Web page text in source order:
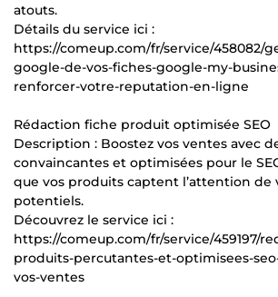
atouts.
Détails du service ici :
https://comeup.com/fr/service/458082/
google-de-vos-fiches-google-my-
renforcer-votre-reputation-en-ligne
Rédaction fiche produit optimisée SEO
Description : Boostez vos ventes avec
convaincantes et optimisées pour le
que vos produits captent l’attention de
potentiels.
Découvrez le service ici :
https://comeup.com/fr/service/459197/
produits-percutantes-et-optimisees-
vos-ventes